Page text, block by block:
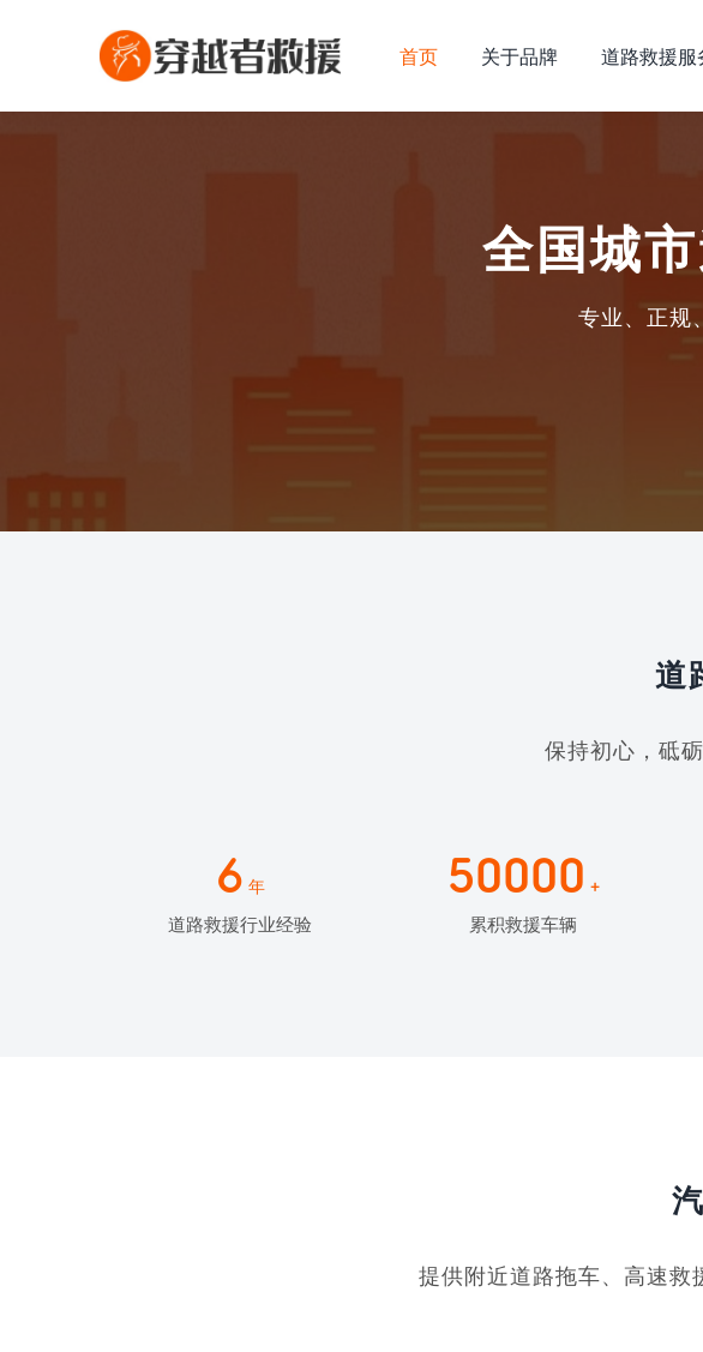
首页 关于品牌 道路救援服
全国城
专业、正规
道
保持初心，砥
6 年
道路救援行业经验
50000 +
累积救援车辆
提供附近道路拖车、高速救